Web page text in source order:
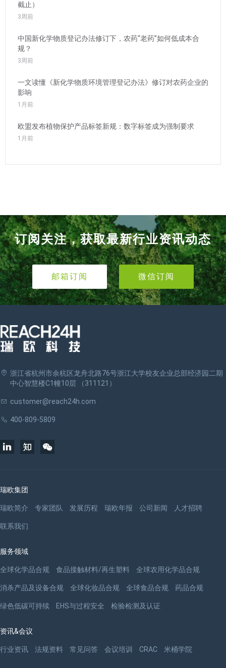
截止）
3周前
中国新化学物质登记办法修订下，农药“老药”如何低成本合
规？
3周前
一文读懂《新化学物质环境管理登记办法》修订对农药企业的
影响
1月前
欧盟发布植物保护产品标签新规：数字标签成为强制要求
1月前
订阅关注，获取最新行业资讯动态
邮箱订阅 微信订阅
浙江省杭州市余杭区龙舟北路76号浙江大学校友企业总部经济园二期
中心智慧楼C1幢10层 （311121）
customer@reach24h.com
400-809-5809
瑞欧集团
瑞欧简介 专家团队 发展历程 瑞欧年报 公司新闻 人才招聘
联系我们
服务领域
全球化学品合规 食品接触材料/再生塑料 全球农用化学品合规
消杀产品及设备合规 全球化妆品合规 全球食品合规 药品合规
绿色低碳可持续 EHS与过程安全 检验检测及认证
资讯&会议
行业资讯 法规资料 常见问答 会议培训 CRAC 米桶学院